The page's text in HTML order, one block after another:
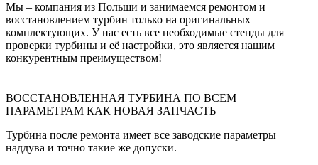
Мы – компания из Польши и занимаемся ремонтом и
восстановлением турбин только на оригинальных
комплектующих. У нас есть все необходимые стенды для
проверки турбины и её настройки, это является нашим
конкурентным преимуществом!
ВОССТАНОВЛЕННАЯ ТУРБИНА ПО ВСЕМ
ПАРАМЕТРАМ КАК НОВАЯ ЗАПЧАСТЬ
Турбина после ремонта имеет все заводские параметры
наддува и точно такие же допуски.